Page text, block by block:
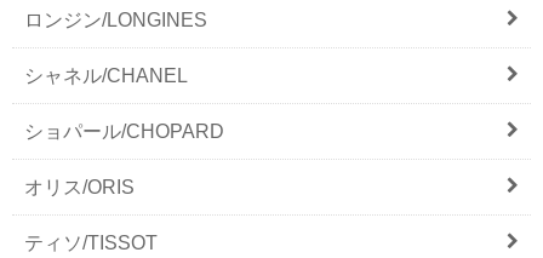
ロンジン/LONGINES
シャネル/CHANEL
ショパール/CHOPARD
オリス/ORIS
ティソ/TISSOT